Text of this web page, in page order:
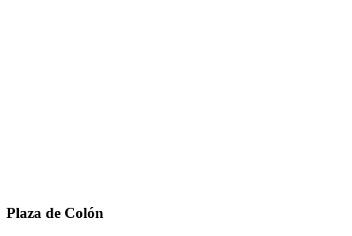
Plaza de Colón